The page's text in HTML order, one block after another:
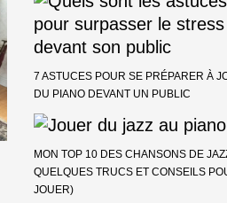
7 ASTUCES POUR SE PRÉPARER À
DU PIANO DEVANT UN PUBLIC
MON TOP 10 DES CHANSONS DE
QUELQUES TRUCS ET CONSEILS
JOUER)